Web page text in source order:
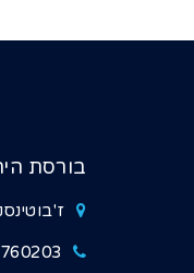
בורסת
ז'בוטינסקי 3,